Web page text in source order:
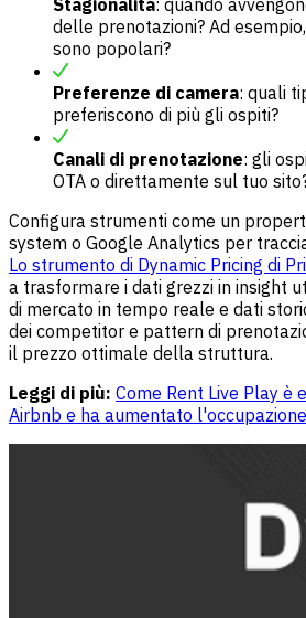
Stagionalità: quando
delle prenotazioni? Ad
sono popolari?
Preferenze di camera: quali
preferiscono di più gli ospiti?
Canali di prenotazione: gli
OTA o direttamente sul tuo
Configura strumenti come un
system o Google Analytics per
Lo strumento di Dynamic Pricing di
a trasformare i dati grezzi in insight
di mercato in tempo reale e dati
dei competitor e pattern di
il prezzo ottimale della struttura.
Leggi di più: Come Rent Live Play è
Airbnb e ha aumentato